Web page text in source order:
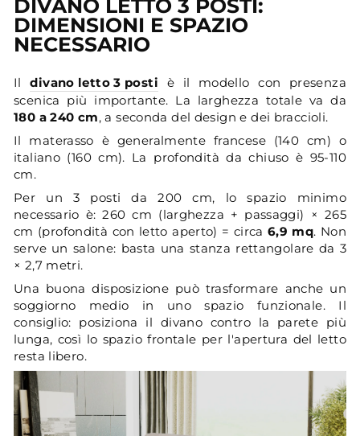
DIVANO LETTO 3 POSTI:
DIMENSIONI E SPAZIO
NECESSARIO
Ildivano letto 3 posti è il modello con presenza
scenica più importante. La larghezza totale va da
180 a 240 cm, a seconda del design e dei braccioli.
Il materasso è generalmente francese (140 cm) o
italiano (160 cm). La profondità da chiuso è 95-110
cm.
Per un 3 posti da 200 cm, lo spazio minimo
necessario è: 260 cm (larghezza + passaggi) × 265
cm (profondità con letto aperto) = circa 6,9 mq. Non
serve un salone: basta una stanza rettangolare da 3
× 2,7 metri.
Una buona disposizione può trasformare anche un
soggiorno medio in uno spazio funzionale. Il
consiglio: posiziona il divano contro la parete più
lunga, così lo spazio frontale per l'apertura del letto
resta libero.